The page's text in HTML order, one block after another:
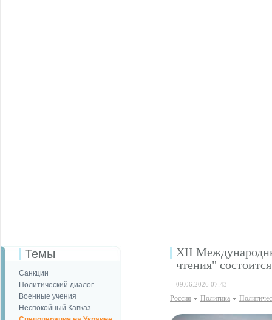
Темы
Санкции
Политический диалог
Военные учения
Неспокойный Кавказ
XII
чтения"
09.06.2026 07:43
Россия Политика